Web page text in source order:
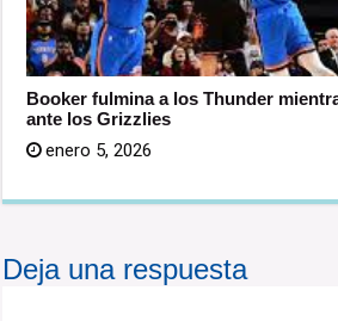
Booker fulmina a los Thunder
ante los Grizzlies
enero 5, 2026
Deja una respuesta